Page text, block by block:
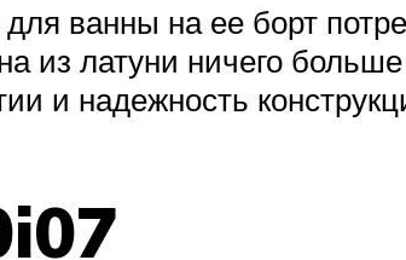
ванны на ее борт
из латуни ничего
и надежность